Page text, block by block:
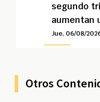
segundo
aumentan
Jue, 06/08/
Otros